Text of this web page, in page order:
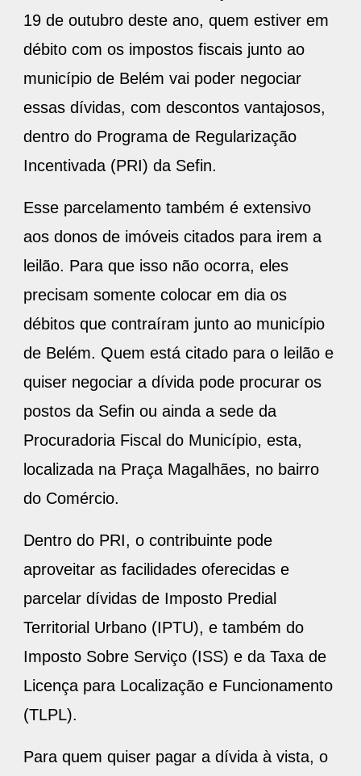
19 de outubro deste ano, quem estiver em
débito com os impostos fiscais junto ao
município de Belém vai poder negociar
essas dívidas, com descontos vantajosos,
dentro do Programa de Regularização
Incentivada (PRI) da Sefin.
Esse parcelamento também é extensivo
aos donos de imóveis citados para irem a
leilão. Para que isso não ocorra, eles
precisam somente colocar em dia os
débitos que contraíram junto ao município
de Belém. Quem está citado para o leilão e
quiser negociar a dívida pode procurar os
postos da Sefin ou ainda a sede da
Procuradoria Fiscal do Município, esta,
localizada na Praça Magalhães, no bairro
do Comércio.
Dentro do PRI, o contribuinte pode
aproveitar as facilidades oferecidas e
parcelar dívidas de Imposto Predial
Territorial Urbano (IPTU), e também do
Imposto Sobre Serviço (ISS) e da Taxa de
Licença para Localização e Funcionamento
(TLPL).
Para quem quiser pagar a dívida à vista, o